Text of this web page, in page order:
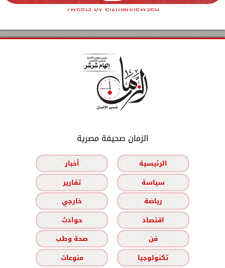
Tweets by elzmannewseg
الزمان صحيفة مصرية
الرئيسية
أخبار
سياسة
تقارير
رياضة
خارجي
اقتصاد
حوادث
فن
صحة وطب
تكنولوجيا
منوعات